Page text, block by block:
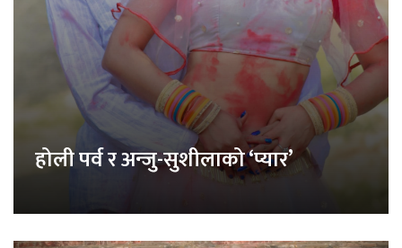
होली पर्व र अन्जु-सुशीलाको ‘प्यार’